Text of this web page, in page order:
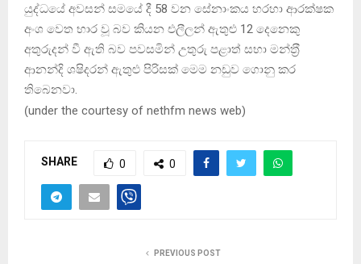
යුද්ධයේ අවසන් සමයේ දී 58 වන සේනාංකය හරහා ආරක්ෂක
අංශ වෙත භාර වූ බව කියන එලීලන් ඇතුළු 12 දෙනෙකු
අතුරුදන් වී ඇති බව පවසමින් උතුරු පළාත් සභා මන්ත‍්‍රී
ආනන්දි ශෂිදරන් ඇතුළු පිරිසක් මෙම නඩුව ගොනු කර
තිබෙනවා.
(under the courtesy of nethfm news web)
SHARE 0 0
PREVIOUS POST